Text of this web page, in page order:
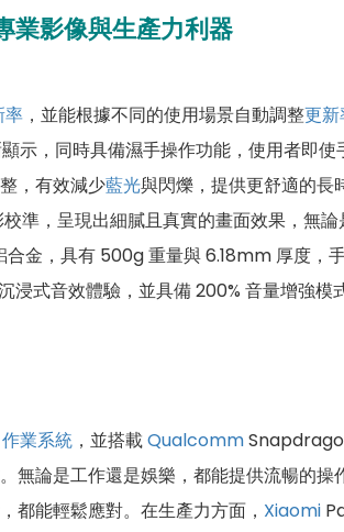
業影像與生產力利器
率 ，並能根據不同的使用場景自動調整更新
示，同時具備濕手操作功能，使用者即
，有效減少藍光與閃爍，提供更舒適的長
準，呈現出細膩且真實的畫面效果，無
金，具有 500g 重量與 6.18mm 厚度，
式音效體驗，並具備 200% 音量增強模
作業系統 ，並搭載Qualcomm
論是工作還是娛樂，都能提供流暢的操
都能輕鬆應對。在生產力方面， Xiaomi